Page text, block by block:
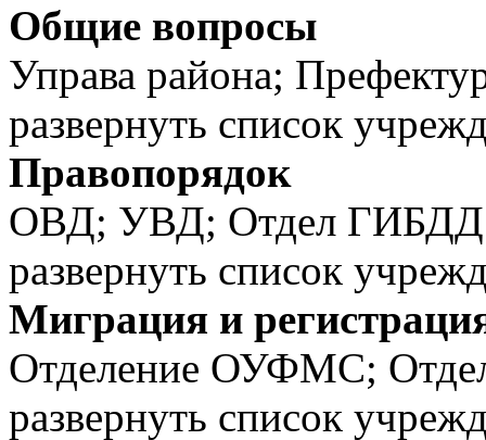
Общие вопросы
Управа района;
развернуть список
Правопорядок
ОВД; УВД; Отдел
развернуть список
Миграция и
Отделение ОУФМС;
развернуть список